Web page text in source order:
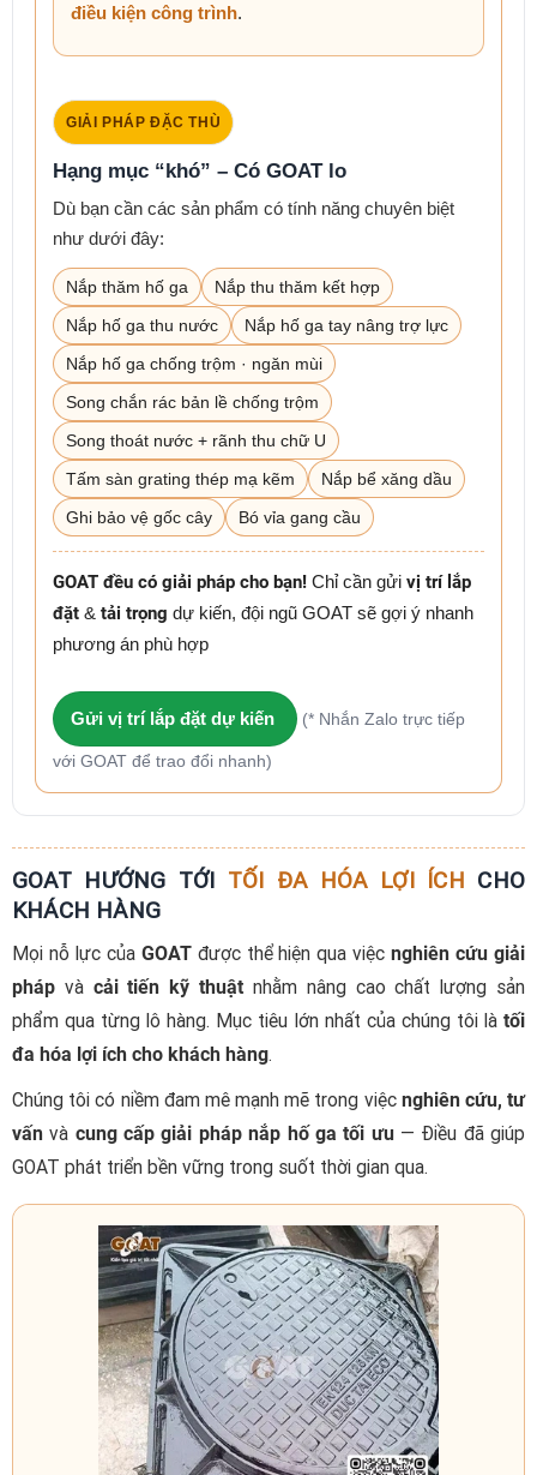
điều kiện công trình.
GIẢI PHÁP ĐẶC THÙ
Hạng mục “khó” – Có GOAT lo
Dù bạn cần các sản phẩm có tính năng chuyên biệt
như dưới đây:
Nắp thăm hố ga
Nắp thu thăm kết hợp
Nắp hố ga thu nước
Nắp hố ga tay nâng trợ lực
Nắp hố ga chống trộm · ngăn mùi
Song chắn rác bản lề chống trộm
Song thoát nước + rãnh thu chữ U
Tấm sàn grating thép mạ kẽm
Nắp bể xăng dầu
Ghi bảo vệ gốc cây
Bó vỉa gang cầu
GOAT đều có giải pháp cho bạn! Chỉ cần gửi vị trí lắp
đặt & tải trọng dự kiến, đội ngũ GOAT sẽ gợi ý nhanh
phương án phù hợp
Gửi vị trí lắp đặt dự kiến (* Nhắn Zalo trực tiếp
với GOAT để trao đổi nhanh)
GOAT HƯỚNG TỚI TỐI ĐA HÓA LỢI ÍCH CHO
KHÁCH HÀNG
Mọi nỗ lực của GOATđược thể hiện qua việcnghiên cứu giải
pháp và cải tiến kỹ thuật nhằm nâng cao chất lượng sản
phẩm qua từng lô hàng. Mục tiêu lớn nhất của chúng tôi là tối
đa hóa lợi ích cho khách hàng.
Chúng tôi có niềm đam mê mạnh mẽ trong việc nghiên cứu, tư
vấn và cung cấp giải pháp nắp hố ga tối ưu— Điều đã giúp
GOAT phát triển bền vững trong suốt thời gian qua.